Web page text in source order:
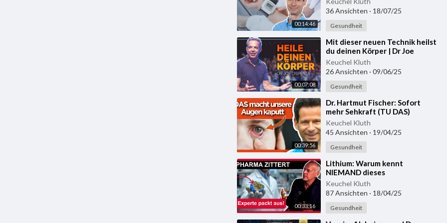
00:14:46
36 Ansichten · 18/07/25
Gesundheit
00:07:08
⁣Mit dieser neuen Technik heilst
du deinen Körper | Dr Joe
Dispenza
Keuchel Kluth
26 Ansichten · 09/06/25
Gesundheit
00:39:56
⁣Dr. Hartmut Fischer: Sofort
mehr Sehkraft (TU DAS)
Keuchel Kluth
45 Ansichten · 19/04/25
Gesundheit
00:33:16
⁣Lithium: Warum kennt
NIEMAND dieses
Wundermittel? Dr. Nehls
Keuchel Kluth
87 Ansichten · 18/04/25
Gesundheit